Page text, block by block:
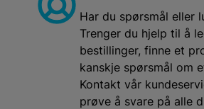
Har du spørsmål eller
Trenger du hjelp til å
bestillinger, finne et
kanskje spørsmål om
Kontakt vår
prøve å svare på alle